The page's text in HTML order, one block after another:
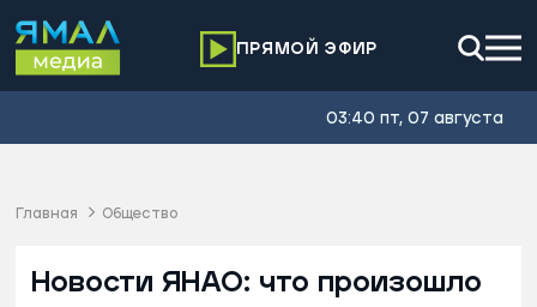
ПРЯМОЙ ЭФИР
03:40 пт, 07 августа
Главная Общество
Новости ЯНАО: что произошло